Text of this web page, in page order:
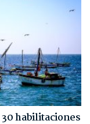
habilitaciones